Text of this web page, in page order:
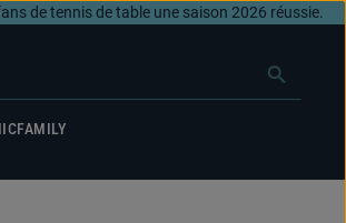
de tennis de table une saison 2026 réussie.